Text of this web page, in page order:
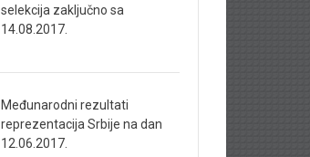
selekcija zaključno sa
14.08.2017.
Međunarodni rezultati
reprezentacija Srbije na dan
12.06.2017.